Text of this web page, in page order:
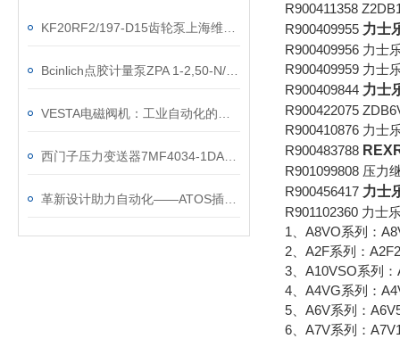
R900411358
R900409955 力士
R900409956 力士
R900409959 力士
R900409844 力士
R900422075
R900410876 力士
R900483788
R901099808 压力
R900456417 力士
R901102360 力士
1、A8VO系列：
2、A2F系列：
3、A10VSO系列
4、A4VG系列：
5、A6V系列：
6、A7V系列：